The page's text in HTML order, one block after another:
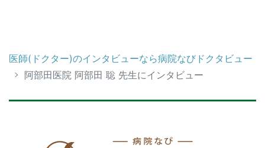
医師(ドクター)のインタビューなら病院なびドクタビュー
阿部田医院 阿部田 聡 先生にインタビュー